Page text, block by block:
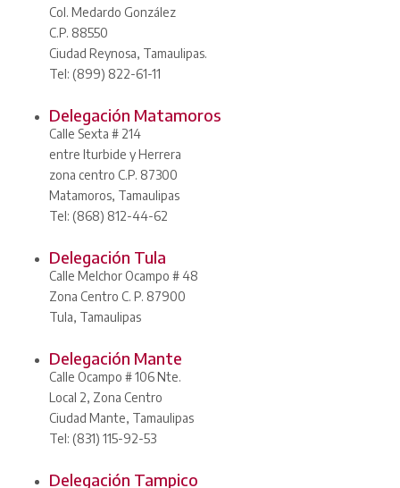
Col. Medardo González
C.P. 88550
Ciudad Reynosa, Tamaulipas.
Tel: (899) 822-61-11
Delegación Matamoros
Calle Sexta # 214
entre Iturbide y Herrera
zona centro C.P. 87300
Matamoros, Tamaulipas
Tel: (868) 812-44-62
Delegación Tula
Calle Melchor Ocampo # 48
Zona Centro C. P. 87900
Tula, Tamaulipas
Delegación Mante
Calle Ocampo # 106 Nte.
Local 2, Zona Centro
Ciudad Mante, Tamaulipas
Tel: (831) 115-92-53
Delegación Tampico